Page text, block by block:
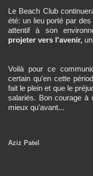
Le Beach Club
été: un lieu porté par
attentif à son
projeter vers l'avenir,
Voilà pour ce
certain qu'en cette
fait le plein et que le
salariés. Bon courage à
mieux qu'avant...
Aziz Patel